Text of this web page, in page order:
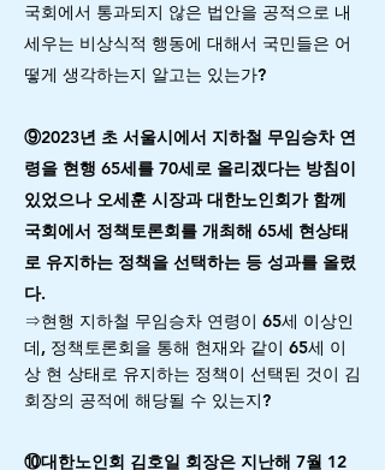
국회에서 통과되지 않은 법안을 공적으로 내
세우는 비상식적 행동에 대해서 국민들은 어
떻게 생각하는지 알고는 있는가?
⑨2023년 초 서울시에서 지하철 무임승차 연
령을 현행 65세를 70세로 올리겠다는 방침이
있었으나 오세훈 시장과 대한노인회가 함께
국회에서 정책토론회를 개최해 65세 현상태
로 유지하는 정책을 선택하는 등 성과를 올렸
다.
⇒현행 지하철 무임승차 연령이 65세 이상인
데, 정책토론회을 통해 현재와 같이 65세 이
상 현 상태로 유지하는 정책이 선택된 것이 김
회장의 공적에 해당될 수 있는지?
⑩대한노인회 김호일 회장은 지난해 7월 12